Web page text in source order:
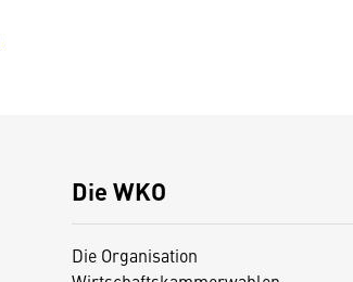
Die WKO
Die Organisation